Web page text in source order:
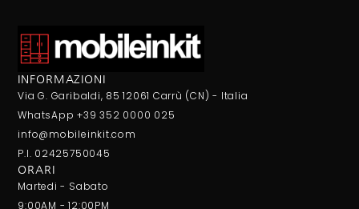
INFORMAZIONI
Via G. Garibaldi, 85 12061 Carrù (CN) - Italia
WhatsApp +39 352 0000 025
info@mobileinkit.com
P.I. 02425750045
ORARI
Martedi - Sabato
9:00AM - 12:00PM